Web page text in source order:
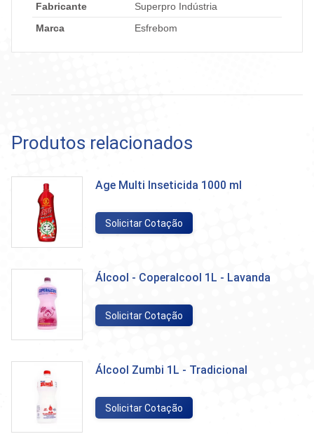
Fabricante
Superpro Indústria
Marca
Esfrebom
Produtos relacionados
Age Multi Inseticida 1000 ml
Solicitar Cotação
Álcool - Coperalcool 1L - Lavanda
Solicitar Cotação
Álcool Zumbi 1L - Tradicional
Solicitar Cotação